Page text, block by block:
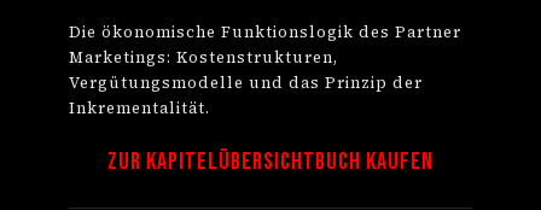
Die ökonomische Funktionslogik des Partner
Marketings: Kostenstrukturen,
Vergütungsmodelle und das Prinzip der
Inkrementalität.
Zur KapitelübersichtBuch kaufen